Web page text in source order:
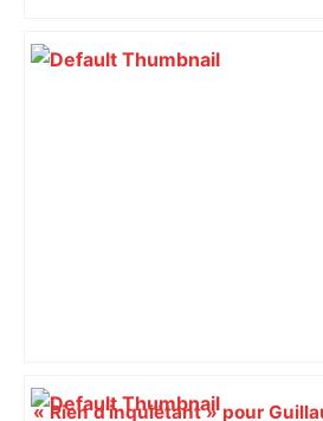
« Rien d'inquiétant » pour